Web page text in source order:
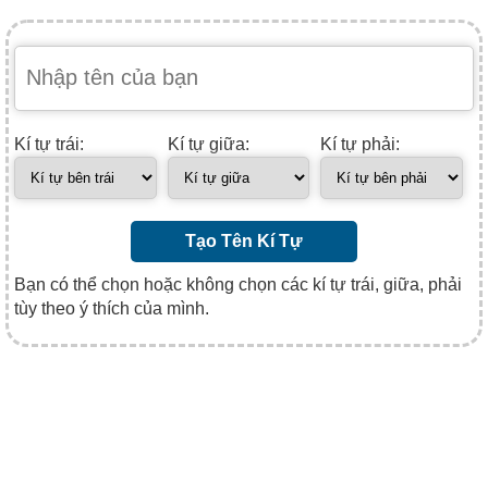
Kí tự trái: Kí tự giữa: Kí tự phải:
Tạo Tên Kí Tự
Bạn có thể chọn hoặc không chọn các kí tự trái, giữa, phải
tùy theo ý thích của mình.